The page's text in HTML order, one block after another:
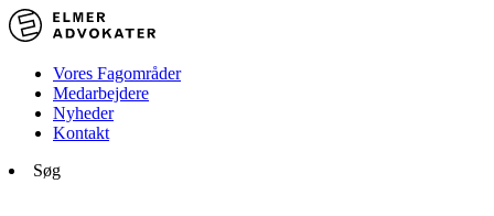
Vores Fagområder
Medarbejdere
Nyheder
Kontakt
Søg